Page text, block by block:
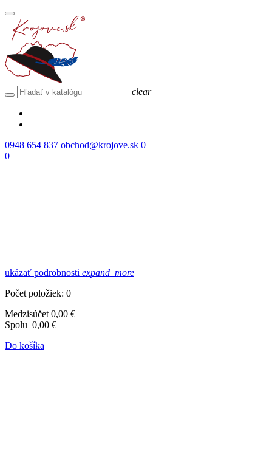
clear
0948 654 837 obchod@krojove.sk 0
0
ukázať podrobnosti expand_more
Počet položiek: 0
Medzisúčet 0,00 €
Spolu 0,00 €
Do košíka